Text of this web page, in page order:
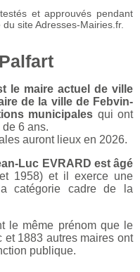
et approuvés pendant
site Adresses-Mairies.fr.
le maire actuel de ville
de la ville de Febvin-
municipales qui ont
6 ans.
auront lieux en 2026.
Luc EVRARD est âgé
1958) et il exerce une
catégorie cadre de la
le même prénom que le
et 1883 autres maires ont
publique.